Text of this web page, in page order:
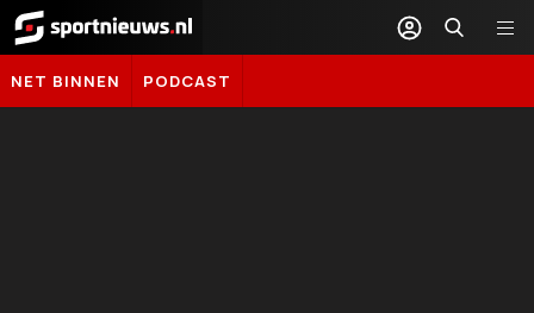
Sportnieuws.nl
NET BINNEN PODCAST